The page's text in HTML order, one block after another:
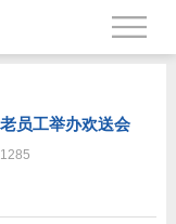
员工举办欢送会